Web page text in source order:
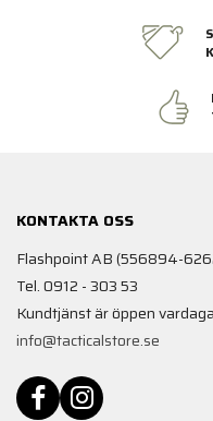
KONTAKTA OSS
Flashpoint AB (556894-
Tel. 0912 - 303 53
Kundtjänst är öppen
info@tacticalstore.se